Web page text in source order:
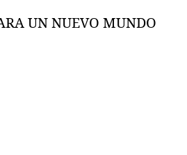
UN NUEVO MUNDO